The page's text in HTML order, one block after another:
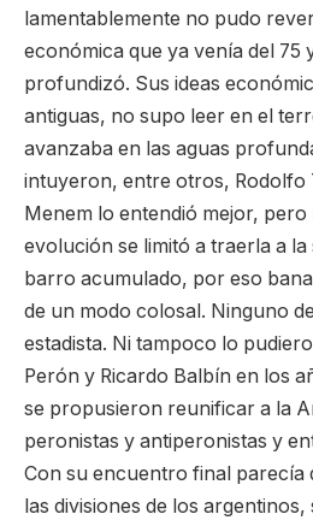
lamentablemente no pudo
económica que ya venía del 75
profundizó. Sus ideas
antiguas, no supo leer en el
avanzaba en las aguas
intuyeron, entre otros, Rodolfo
Menem lo entendió mejor,
evolución se limitó a traerla a
barro acumulado, por eso
de un modo colosal. Ninguno
estadista. Ni tampoco lo
Perón y Ricardo Balbín en los
se propusieron reunificar a la
peronistas y antiperonistas y
Con su encuentro final parecía
las divisiones de los